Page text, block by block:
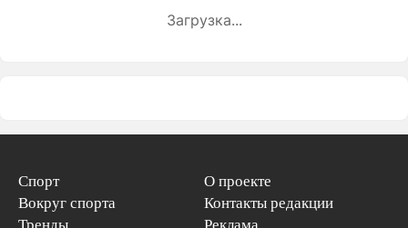
Загрузка...
Спорт
Вокруг спорта
О проекте
Контакты редакции